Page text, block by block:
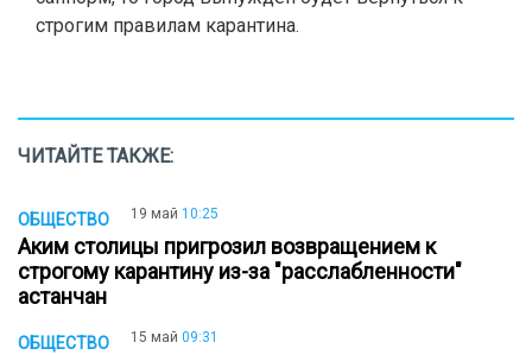
строгим правилам карантина.
ЧИТАЙТЕ ТАКЖЕ:
ОБЩЕСТВО 19 май 10:25
Аким столицы пригрозил возвращением к
строгому карантину из-за "расслабленности"
астанчан
ОБЩЕСТВО 15 май 09:31